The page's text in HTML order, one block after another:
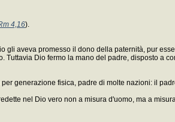
4,16).
aveva promesso il dono della paternità, pur
Dio fermo la mano del padre, disposto a
generazione fisica, padre di molte nazioni: il
nel Dio vero non a misura d'uomo, ma a